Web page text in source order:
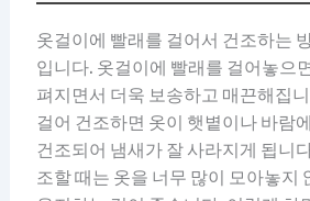
옷걸이에 빨래를 걸어서 건조하는
입니다. 옷걸이에 빨래를 걸어놓으
펴지면서 더욱 보송하고 매끈해집
걸어 건조하면 옷이 햇볕이나 바람
건조되어 냄새가 잘 사라지게 됩니
조할 때는 옷을 너무 많이 모아놓지